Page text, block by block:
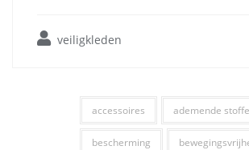
veiligkleden
accessoires ademende
bescherming